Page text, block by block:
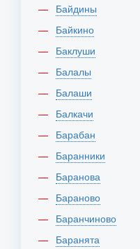
Байдины
Байкино
Баклуши
Балалы
Балаши
Балкачи
Барабан
Баранники
Баранова
Бараново
Баранчиново
Баранята